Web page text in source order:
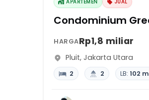
APARTEMEN JUAL
Condominium
HARGARp1,8 miliar
Pluit, Jakarta Utara
2 2 LB: 102